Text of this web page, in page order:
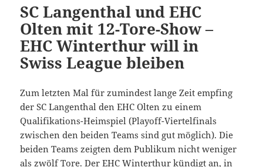
SC Langenthal und EHC
Olten mit 12-Tore-Show –
EHC Winterthur will in
Swiss League bleiben
Zum letzten Mal für zumindest lange Zeit empfing
der SC Langenthal den EHC Olten zu einem
Qualifikations-Heimspiel (Playoff-Viertelfinals
zwischen den beiden Teams sind gut möglich). Die
beiden Teams zeigten dem Publikum nicht weniger
als zwölf Tore. Der EHC Winterthur kündigt an, in